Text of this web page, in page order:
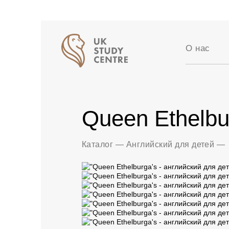
О нас
Вакансии
Блог
Queen
Каталог — Английский для детей —